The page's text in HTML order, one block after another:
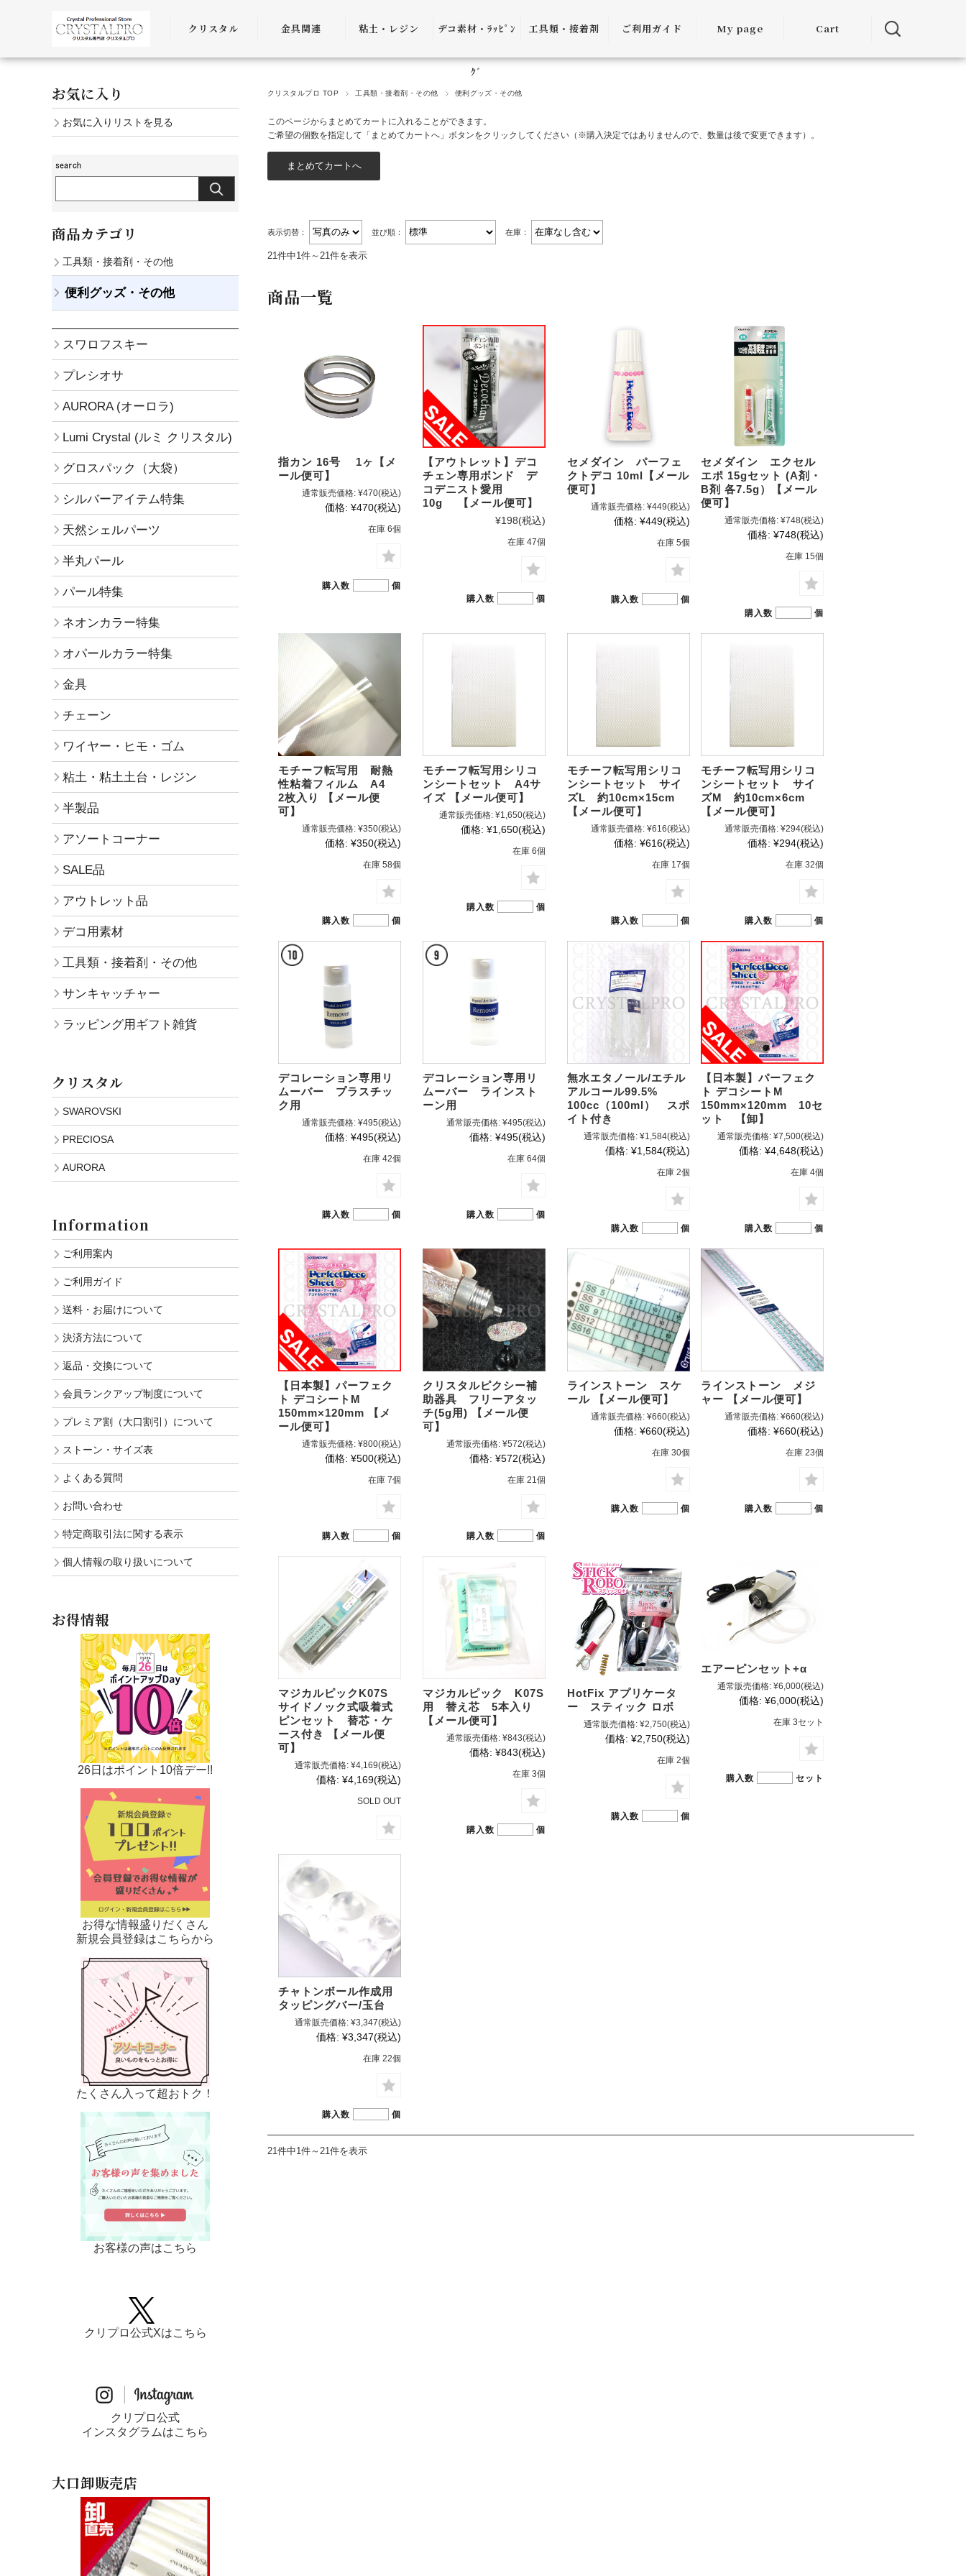
クリスタル
SWAROVSKI
金具関連
金具
チェーン
ﾜｲﾔｰ・ﾋﾓ・ｺﾞﾑ
粘土・レジン
粘土・粘土土台
レジン
デコ素材・ﾗｯﾋﾟﾝ
ｸﾞ
デコ素材
ﾗｯﾋﾟﾝｸﾞ雑貨
工具類・接着剤
ピンセット
ヤットコ・ニッ
ケース・トレー
ご利用ガイド
ご利用ガイド
ズ表
My page Cart
クリスタルプロ TOP 工具類・接着剤・その他 便利グッズ・その他
このページからまとめてカートに入れることができます。
ご希望の個数を指定して「まとめてカートへ」ボタンをクリックしてください（※購入決定ではありませんので、数量は後で変更できます）。
表示切替： 並び順： 在庫：
21件中1件～21件を表示
商品一覧
指カン 16号 1ヶ【メ
ール便可】
通常販売価格: ¥470(税込)
価格: ¥470(税込)
在庫 6個
購入数 個
【アウトレット】デコ
チェン専用ボンド デ
コデニスト愛用
10g 【メール便可】
¥198(税込)
在庫 47個
購入数 個
セメダイン パーフェ
クトデコ 10ml【メール
便可】
通常販売価格: ¥449(税込)
価格: ¥449(税込)
在庫 5個
購入数 個
セメダイン エクセル
エポ 15gセット (A剤・
B剤 各7.5g）【メール
便可】
通常販売価格: ¥748(税込)
価格: ¥748(税込)
在庫 15個
購入数 個
モチーフ転写用 耐熱
性粘着フィルム A4
2枚入り 【メール便
可】
通常販売価格: ¥350(税込)
価格: ¥350(税込)
在庫 58個
購入数 個
モチーフ転写用シリコ
ンシートセット A4サ
イズ 【メール便可】
通常販売価格: ¥1,650(税込)
価格: ¥1,650(税込)
在庫 6個
購入数 個
モチーフ転写用シリコ
ンシートセット サイ
ズL 約10cm×15cm
【メール便可】
通常販売価格: ¥616(税込)
価格: ¥616(税込)
在庫 17個
購入数 個
モチーフ転写用シリコ
ンシートセット サイ
ズM 約10cm×6cm
【メール便可】
通常販売価格: ¥294(税込)
価格: ¥294(税込)
在庫 32個
購入数 個
デコレーション専用リ
ムーバー プラスチッ
ク用
通常販売価格: ¥495(税込)
価格: ¥495(税込)
在庫 42個
購入数 個
デコレーション専用リ
ムーバー ラインスト
ーン用
通常販売価格: ¥495(税込)
価格: ¥495(税込)
在庫 64個
購入数 個
無水エタノール/エチル
アルコール99.5%
100cc（100ml） スポ
イト付き
通常販売価格: ¥1,584(税込)
価格: ¥1,584(税込)
在庫 2個
購入数 個
【日本製】パーフェク
ト デコシートM
150mm×120mm 10セ
ット 【卸】
通常販売価格: ¥7,500(税込)
価格: ¥4,648(税込)
在庫 4個
購入数 個
【日本製】パーフェク
ト デコシートM
150mm×120mm 【メ
ール便可】
通常販売価格: ¥800(税込)
価格: ¥500(税込)
在庫 7個
購入数 個
クリスタルピクシー補
助器具 フリーアタッ
チ(5g用) 【メール便
可】
通常販売価格: ¥572(税込)
価格: ¥572(税込)
在庫 21個
購入数 個
ラインストーン スケ
ール 【メール便可】
通常販売価格: ¥660(税込)
価格: ¥660(税込)
在庫 30個
購入数 個
ラインストーン メジ
ャー 【メール便可】
通常販売価格: ¥660(税込)
価格: ¥660(税込)
在庫 23個
購入数 個
マジカルピックK07S
サイドノック式吸着式
ピンセット 替芯・ケ
ース付き 【メール便
可】
通常販売価格: ¥4,169(税込)
価格: ¥4,169(税込)
SOLD OUT
マジカルピック K07S
用 替え芯 5本入り
【メール便可】
通常販売価格: ¥843(税込)
価格: ¥843(税込)
在庫 3個
購入数 個
HotFix アプリケータ
ー スティック ロボ
通常販売価格: ¥2,750(税込)
価格: ¥2,750(税込)
在庫 2個
購入数 個
エアーピンセット+α
通常販売価格: ¥6,000(税込)
価格: ¥6,000(税込)
在庫 3セット
購入数 セット
チャトンボール作成用
タッピングバー/玉台
通常販売価格: ¥3,347(税込)
価格: ¥3,347(税込)
在庫 22個
購入数 個
21件中1件～21件を表示
お気に入り
お気に入りリストを見る
商品カテゴリ
工具類・接着剤・その他
便利グッズ・その他
スワロフスキー
プレシオサ
AURORA (オーロラ)
Lumi Crystal (ルミ クリスタル)
グロスパック（大袋）
シルバーアイテム特集
天然シェルパーツ
半丸パール
パール特集
ネオンカラー特集
オパールカラー特集
金具
チェーン
ワイヤー・ヒモ・ゴム
粘土・粘土土台・レジン
半製品
アソートコーナー
SALE品
アウトレット品
デコ用素材
工具類・接着剤・その他
サンキャッチャー
ラッピング用ギフト雑貨
クリスタル
SWAROVSKI
PRECIOSA
AURORA
Information
ご利用案内
ご利用ガイド
送料・お届けについて
決済方法について
返品・交換について
会員ランクアップ制度について
プレミア割（大口割引）について
ストーン・サイズ表
よくある質問
お問い合わせ
特定商取引法に関する表示
個人情報の取り扱いについて
お得情報
26日はポイント10倍デー!!
お得な情報盛りだくさん
新規会員登録はこちらから
たくさん入って超おトク！
お客様の声はこちら
クリプロ公式Xはこちら
クリプロ公式
インスタグラムはこちら
大口卸販売店